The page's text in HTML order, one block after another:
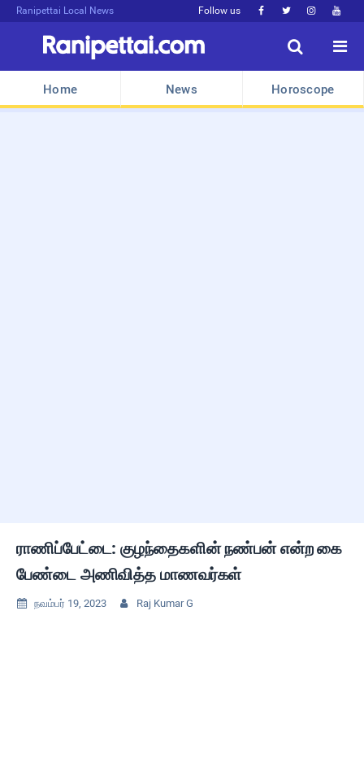
Ranipettai Local News Follow us    


Home News Horoscope
ராணிப்பேட்டை: குழந்தைகளின் நண்பன் என்ற கை
பேண்டை அணிவித்த மாணவர்கள்
 நவம்பர் 19, 2023  Raj Kumar G